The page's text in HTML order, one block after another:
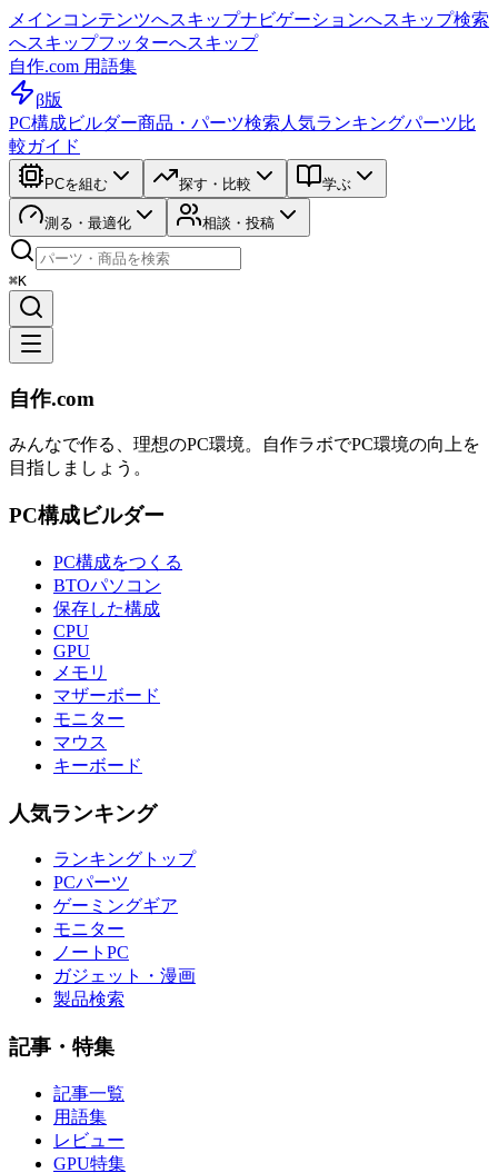
メインコンテンツへスキップナビゲーションへスキップ検索
へスキップフッターへスキップ
自作.com 用語集
β版
PC構成ビルダー商品・パーツ検索 人気ランキングパーツ比
較ガイド
PCを組む 探す・比較 学ぶ
測る・最適化 相談・投稿
⌘K
自作.com
みんなで作る、理想のPC環境。 自作ラボでPC環境の向上を
目指しましょう。
PC構成ビルダー
PC構成をつくる
BTOパソコン
保存した構成
CPU
GPU
メモリ
マザーボード
モニター
マウス
キーボード
人気ランキング
ランキングトップ
PCパーツ
ゲーミングギア
モニター
ノートPC
ガジェット・漫画
製品検索
記事・特集
記事一覧
用語集
レビュー
GPU特集